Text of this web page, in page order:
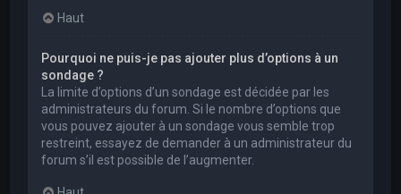
Haut
Pourquoi ne puis-je pas ajouter plus d’options à un
sondage ?
La limite d’options d’un sondage est décidée par les
administrateurs du forum. Si le nombre d’options que
vous pouvez ajouter à un sondage vous semble trop
restreint, essayez de demander à un administrateur du
forum s’il est possible de l’augmenter.